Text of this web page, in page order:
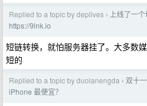
Replied to a topic by deplives ›
上线了一
https://9lnk.io
短链转换，就怕服务器挂了。大多数
短的
Replied to a topic by duolanengda › 双十
iPhone 最便宜？